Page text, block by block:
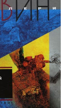
02:38
08:43
08:14
08:06
08:08